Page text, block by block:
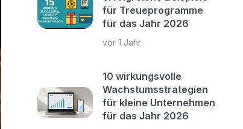
für Treueprogramme
für das Jahr 2026
vor 1 Jahr
10 wirkungsvolle
Wachstumsstrategien
für kleine Unternehmen
für das Jahr 2026